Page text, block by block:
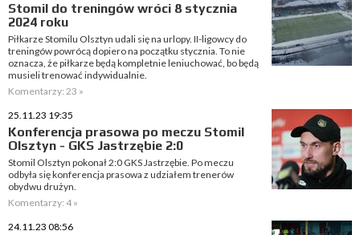
Stomil do treningów wróci 8 stycznia
2024 roku
Piłkarze Stomilu Olsztyn udali się na urlopy. II-ligowcy do
treningów powrócą dopiero na początku stycznia. To nie
oznacza, że piłkarze będą kompletnie leniuchować, bo będą
musieli trenować indywidualnie.
Komentarzy: 23 »
25.11.23 19:35
Konferencja prasowa po meczu Stomil
Olsztyn - GKS Jastrzębie 2:0
Stomil Olsztyn pokonał 2:0 GKS Jastrzębie. Po meczu
odbyła się konferencja prasowa z udziałem trenerów
obydwu drużyn.
Komentarzy: 4 »
24.11.23 08:56